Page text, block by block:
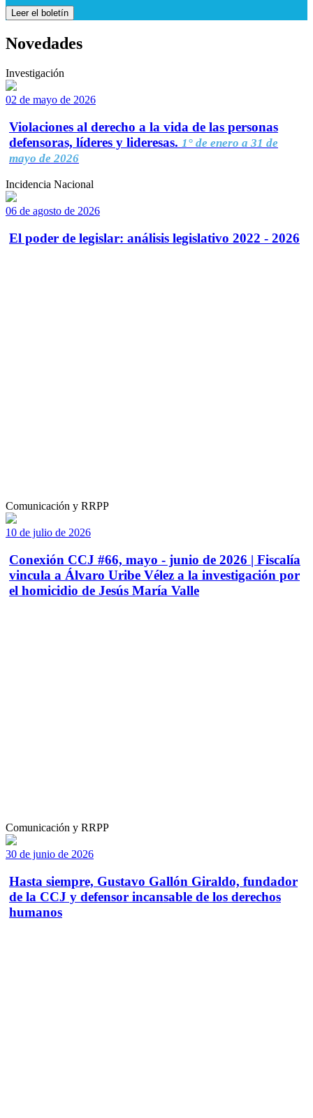
Leer el boletín
Novedades
Investigación
02 de mayo de 2026
Violaciones al derecho a la vida de las personas
defensoras, líderes y lideresas. 1° de enero a 31 de
mayo de 2026
Incidencia Nacional
06 de agosto de 2026
El poder de legislar: análisis legislativo 2022 - 2026
Comunicación y RRPP
10 de julio de 2026
Conexión CCJ #66, mayo - junio de 2026 | Fiscalía
vincula a Álvaro Uribe Vélez a la investigación por
el homicidio de Jesús María Valle
Comunicación y RRPP
30 de junio de 2026
Hasta siempre, Gustavo Gallón Giraldo, fundador
de la CCJ y defensor incansable de los derechos
humanos